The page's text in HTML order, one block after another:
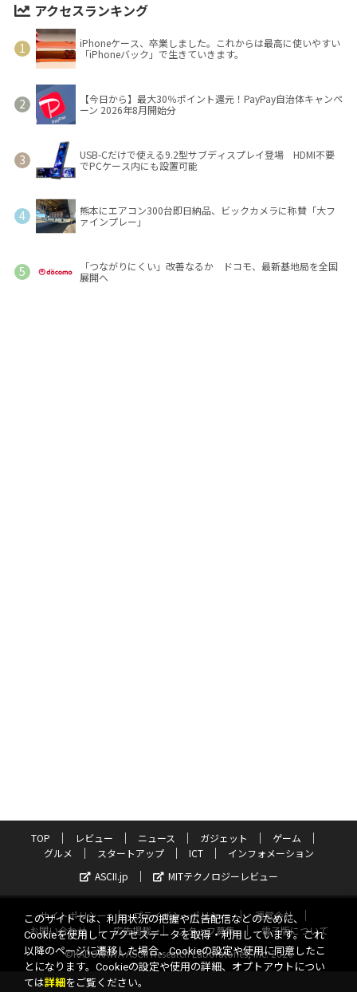
アクセスランキング
iPhoneケース、卒業しました。これからは最高に使いやすい
「iPhoneバック」で生きていきます。
【今日から】最大30％ポイント還元！PayPay自治体キャンペ
ーン 2026年8月開始分
USB-Cだけで使える9.2型サブディスプレイ登場 HDMI不要
でPCケース内にも設置可能
熊本にエアコン300台即日納品、ビックカメラに称賛「大フ
ァインプレー」
「つながりにくい」改善なるか ドコモ、最新基地局を全国
展開へ
TOP レビュー ニュース ガジェット
ゲーム
グルメ
スタートアップ ICT
インフォメーション
ASCII.jp
MITテクノロジーレビュー
サイトポリシー プライバシーポリシー
運営会社
お問い合わせ
広告掲載 スタッフ募集
電子版について
©KADOKAWA ASCII Research Laboratories, Inc. 2026
このサイトでは、利用状況の把握や広告配信などのために、
Cookieを使用してアクセスデータを取得・利用しています。これ
以降のページに遷移した場合、Cookieの設定や使用に同意したこ
とになります。Cookieの設定や使用の詳細、オプトアウトについ
ては詳細 をご覧ください。